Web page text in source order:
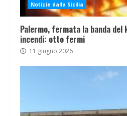
Notizie dalla Sicilia
Palermo, fermata la banda del
incendi: otto fermi
11 giugno 2026